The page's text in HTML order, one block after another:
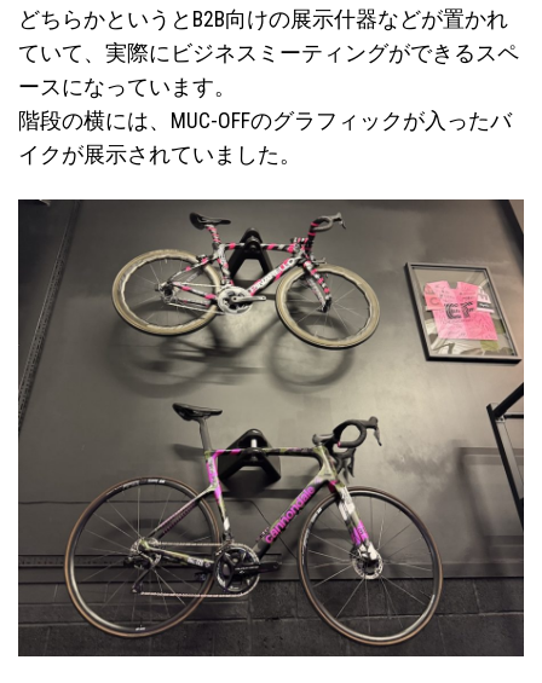
どちらかというとB2B向けの展示什器などが置かれ
ていて、実際にビジネスミーティングができるスペ
ースになっています。
階段の横には、MUC-OFFのグラフィックが入ったバ
イクが展示されていました。